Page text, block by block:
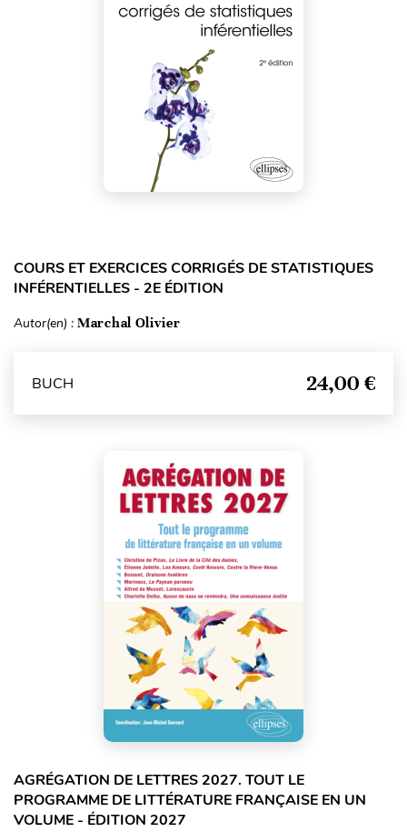
COURS ET EXERCICES CORRIGÉS DE STATISTIQUES
INFÉRENTIELLES - 2E ÉDITION
Autor(en) : Marchal Olivier
BUCH 24,00 €
AGRÉGATION DE LETTRES 2027. TOUT LE
PROGRAMME DE LITTÉRATURE FRANÇAISE EN UN
VOLUME - ÉDITION 2027